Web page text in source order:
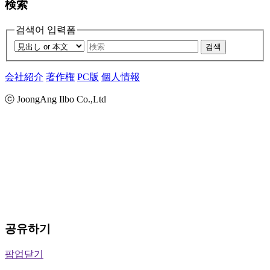
検索
검색어 입력폼
검색
会社紹介 著作権 PC版 個人情報
ⓒ JoongAng Ilbo Co.,Ltd
공유하기
팝업닫기